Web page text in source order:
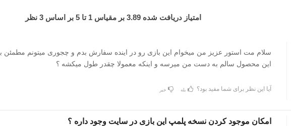
امتیاز دریافت شده3.89 بر مقیاس1 تا5 بر اساس3 نظر
سلام مت استور عزیز من میخوام این بازی رو در اینده سفارش بدم و چجوری میتونم مطمئن
این محصول سالم به دست من میرسه و اینکه معمولا چقدر طول میکشه ؟
آیا این نظر برای شما مفید بود؟ بله خیر
امکان موجود کردن نسخه پلمپ این بازی در سایت وجود داره ؟